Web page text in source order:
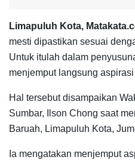
Limapuluh Kota,
mesti dipastikan sesuai
Untuk itulah dalam
menjemput langsung
Hal tersebut disampaikan
Sumbar, Ilson Chong saat
Baruah, Limapuluh Kota,
Ia mengatakan menjemput